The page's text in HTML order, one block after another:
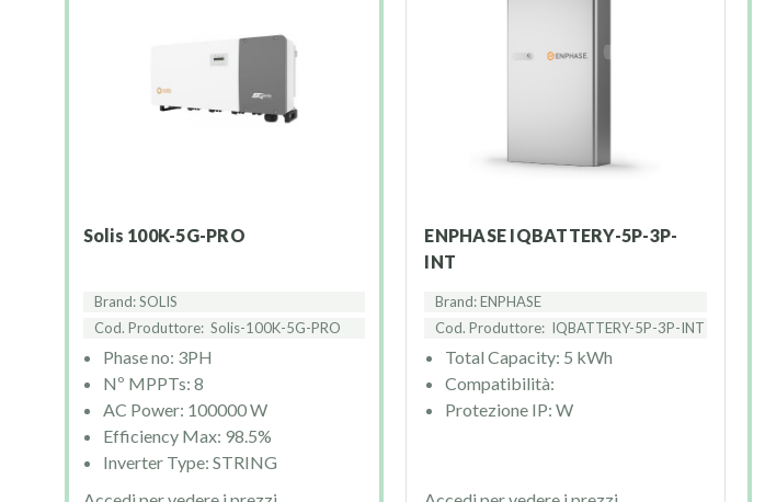
Solis 100K-5G-PRO
Brand: SOLIS
Cod. Produttore: Solis-100K-5G-PRO
Phase no: 3PH
Nº MPPTs: 8
AC Power: 100000 W
Efficiency Max: 98.5%
Inverter Type: STRING
ENPHASE IQBATTERY-5P-3P-
INT
Brand: ENPHASE
Cod. Produttore: IQBATTERY-5P-3P-INT
Total Capacity: 5 kWh
Compatibilità:
Protezione IP: W